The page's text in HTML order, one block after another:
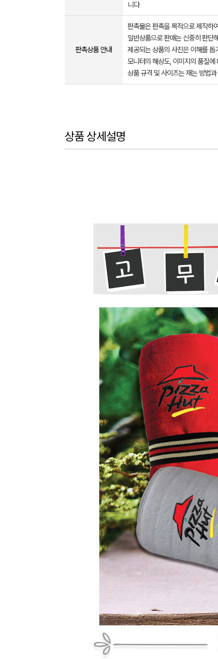
니다
판촉상품 안내
판촉물은 판촉을 목적으로 제작하
일반상품으로 판매는 신중히 판단
제공되는 상품의 사진은 이해를
모니터의 해상도, 이미지의 품질
상품 규격 및 사이즈는 재는 방법
상품 상세설명